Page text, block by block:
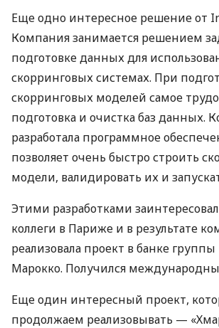
Еще одно интересное решение от
Компания занимается решением
подготовке данных для
скорринговых системах. При
скорринговых моделей самое
подготовка и очистка баз данных.
разработала программное
позволяет очень быстро строить
модели, валидировать их и
Этими разработками
коллеги в Париже и в результате
реализовала проект в банке группы
Марокко. Получился
Еще один интересный проект,
продолжаем реализовывать —